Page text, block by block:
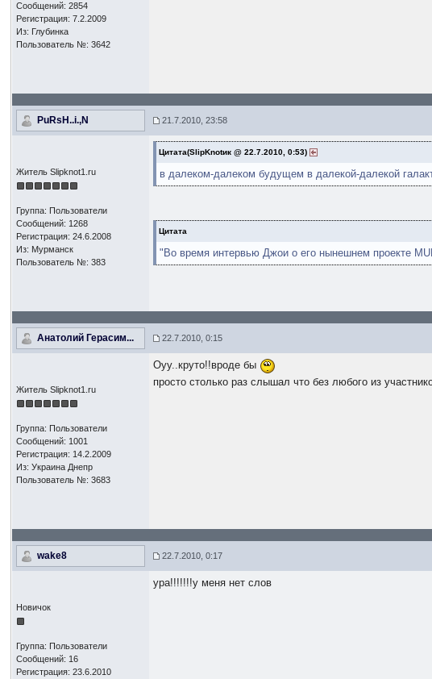
Сообщений: 2854
Регистрация: 7.2.2009
Из: Глубинка
Пользователь №: 3642
PuRsH..i.,N 21.7.2010, 23:58
Житель Slipknot1.ru
Группа: Пользователи
Сообщений: 1268
Регистрация: 24.6.2008
Из: Мурманск
Пользователь №: 383
Цитата(SlipKnotик @ 22.7.2010, 0:53)
в далеком-далеком будущем в далекой-далекой
Цитата
"Во время интервью Джои о его нынешнем проекте
Анатолий Герасим... 22.7.2010, 0:15
Житель Slipknot1.ru
Группа: Пользователи
Сообщений: 1001
Регистрация: 14.2.2009
Из: Украина Днепр
Пользователь №: 3683
Оуу..круто!!вроде бы
просто столько раз слышал что без любого из
wake8 22.7.2010, 0:17
Новичок
Группа: Пользователи
Сообщений: 16
Регистрация: 23.6.2010
ура!!!!!!!у меня нет слов